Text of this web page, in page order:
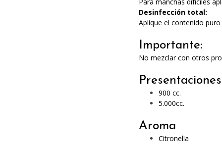
Desinfección total:
Aplique el contenido
Importante:
No mezclar con otros
Presentaciones
900 cc.
5.000cc.
Aroma
Citronella